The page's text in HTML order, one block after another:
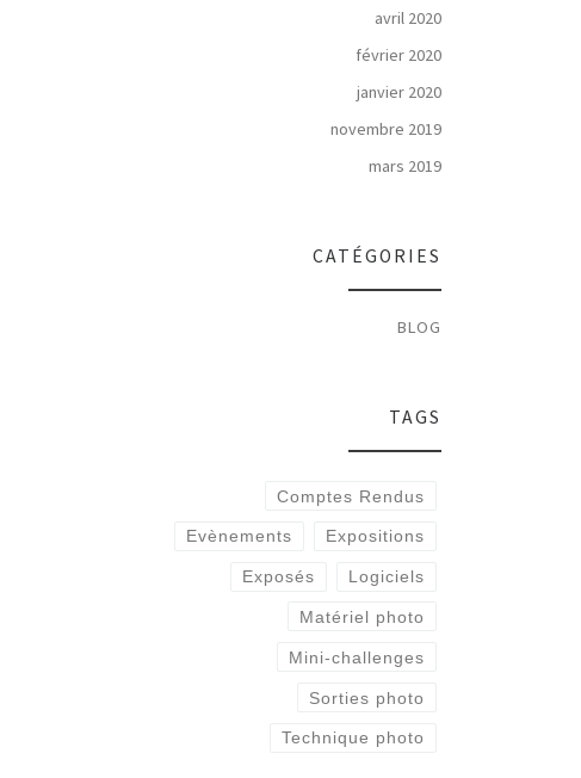
avril 2020
février 2020
janvier 2020
novembre 2019
mars 2019
CATÉGORIES
BLOG
TAGS
Comptes Rendus
Evènements Expositions
Exposés Logiciels
Matériel photo
Mini-challenges
Sorties photo
Technique photo